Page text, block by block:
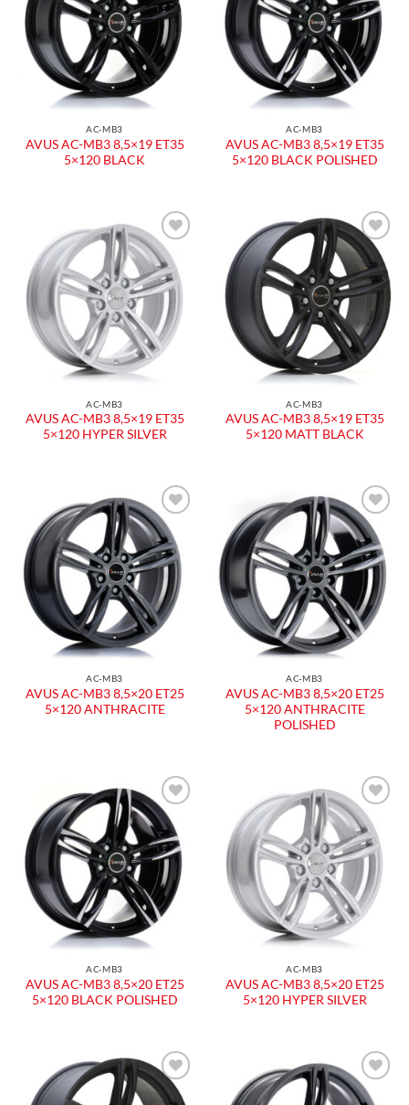
AC-MB3
AVUS AC-MB3 8,5×19 ET35
5×120 BLACK
AC-MB3
AVUS AC-MB3 8,5×19 ET35
5×120 BLACK POLISHED
AC-MB3
AVUS AC-MB3 8,5×19 ET35
5×120 HYPER SILVER
AC-MB3
AVUS AC-MB3 8,5×19 ET35
5×120 MATT BLACK
AC-MB3
AVUS AC-MB3 8,5×20 ET25
5×120 ANTHRACITE
AC-MB3
AVUS AC-MB3 8,5×20 ET25
5×120 ANTHRACITE
POLISHED
AC-MB3
AVUS AC-MB3 8,5×20 ET25
5×120 BLACK POLISHED
AC-MB3
AVUS AC-MB3 8,5×20 ET25
5×120 HYPER SILVER